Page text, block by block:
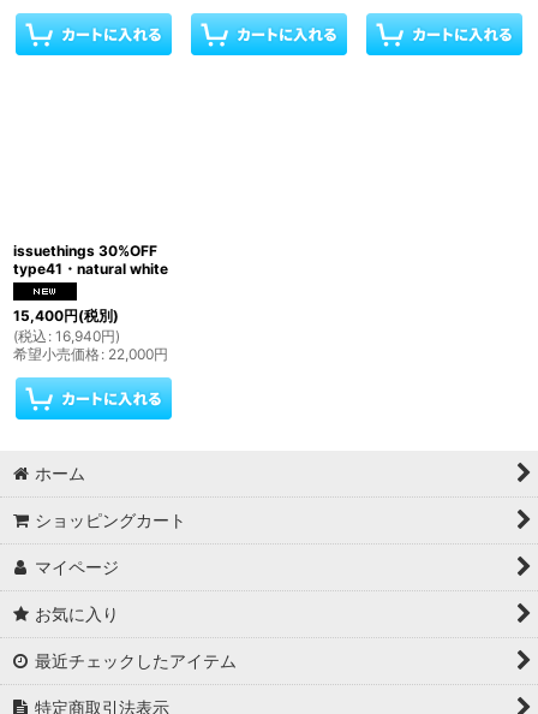
issuethings 30%OFF
type41・natural white
15,400円(税別)
(税込 : 16,940円)
希望小売価格: 22,000円
ホーム
ショッピングカート
マイページ
お気に入り
最近チェックしたアイテム
特定商取引法表示